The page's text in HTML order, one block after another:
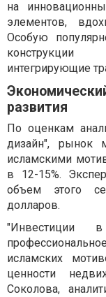
на
элементов,
Особую
интегрирующие
развития
По оценкам
дизайн", рынок
исламскими
в 12-15%.
объем этого
долларов.
"Инвестиции
исламских
ценности
Соколова,